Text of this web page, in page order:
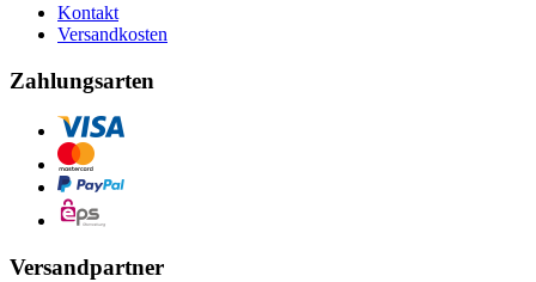
Kontakt
Versandkosten
Zahlungsarten
Versandpartner